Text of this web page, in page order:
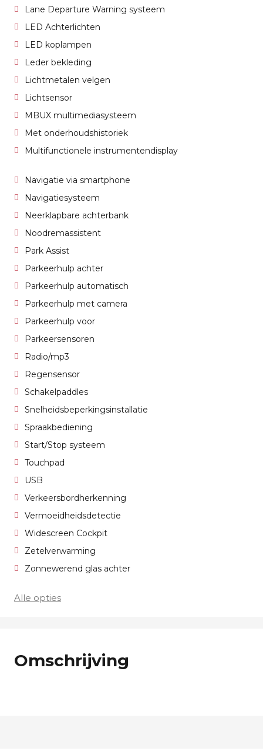
Lane Departure Warning systeem
LED Achterlichten
LED koplampen
Leder bekleding
Lichtmetalen velgen
Lichtsensor
MBUX multimediasysteem
Met onderhoudshistoriek
Multifunctionele instrumentendisplay
Navigatie via smartphone
Navigatiesysteem
Neerklapbare achterbank
Noodremassistent
Park Assist
Parkeerhulp achter
Parkeerhulp automatisch
Parkeerhulp met camera
Parkeerhulp voor
Parkeersensoren
Radio/mp3
Regensensor
Schakelpaddles
Snelheidsbeperkingsinstallatie
Spraakbediening
Start/Stop systeem
Touchpad
USB
Verkeersbordherkenning
Vermoeidheidsdetectie
Widescreen Cockpit
Zetelverwarming
Zonnewerend glas achter
Alle opties
Omschrijving